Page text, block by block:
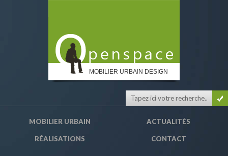
MOBILIER URBAIN DESIGN
MOBILIER URBAIN ACTUALITÉS
RÉALISATIONS CONTACT